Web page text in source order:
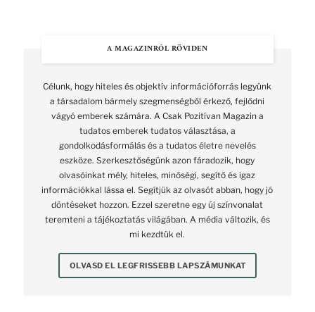
A MAGAZINRÓL RÖVIDEN
Célunk, hogy hiteles és objektív információforrás legyünk
a társadalom bármely szegmenségből érkező, fejlődni
vágyó emberek számára. A Csak Pozitívan Magazin a
tudatos emberek tudatos választása, a
gondolkodásformálás és a tudatos életre nevelés
eszköze. Szerkesztőségünk azon fáradozik, hogy
olvasóinkat mély, hiteles, minőségi, segítő és igaz
információkkal lássa el. Segítjük az olvasót abban, hogy jó
döntéseket hozzon. Ezzel szeretne egy új színvonalat
teremteni a tájékoztatás világában. A média változik, és
mi kezdtük el.
OLVASD EL LEGFRISSEBB LAPSZÁMUNKAT